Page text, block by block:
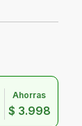
Ahorras
$ 3.998